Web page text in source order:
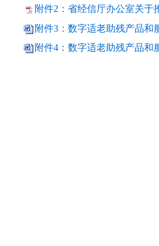
附件2：省经信厅办公室关于
附件3：数字适老助残产品和
附件4：数字适老助残产品和